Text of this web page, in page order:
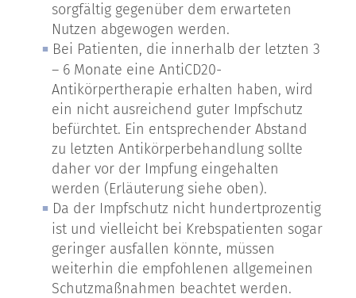
sorgfältig gegenüber dem erwarteten
Nutzen abgewogen werden.
Bei Patienten, die innerhalb der letzten 3
– 6 Monate eine AntiCD20-
Antikörpertherapie erhalten haben, wird
ein nicht ausreichend guter Impfschutz
befürchtet. Ein entsprechender Abstand
zu letzten Antikörperbehandlung sollte
daher vor der Impfung eingehalten
werden (Erläuterung siehe oben).
Da der Impfschutz nicht hundertprozentig
ist und vielleicht bei Krebspatienten sogar
geringer ausfallen könnte, müssen
weiterhin die empfohlenen allgemeinen
Schutzmaßnahmen beachtet werden.